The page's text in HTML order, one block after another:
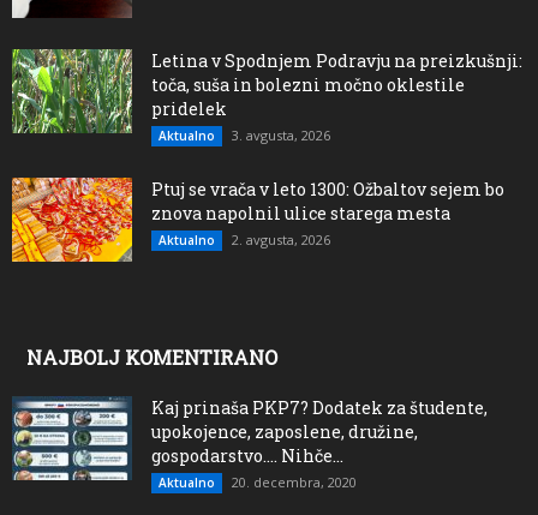
Letina v Spodnjem Podravju na preizkušnji:
toča, suša in bolezni močno oklestile
pridelek
Aktualno 3. avgusta, 2026
Ptuj se vrača v leto 1300: Ožbaltov sejem bo
znova napolnil ulice starega mesta
Aktualno 2. avgusta, 2026
NAJBOLJ KOMENTIRANO
Kaj prinaša PKP7? Dodatek za študente,
upokojence, zaposlene, družine,
gospodarstvo…. Nihče...
Aktualno 20. decembra, 2020